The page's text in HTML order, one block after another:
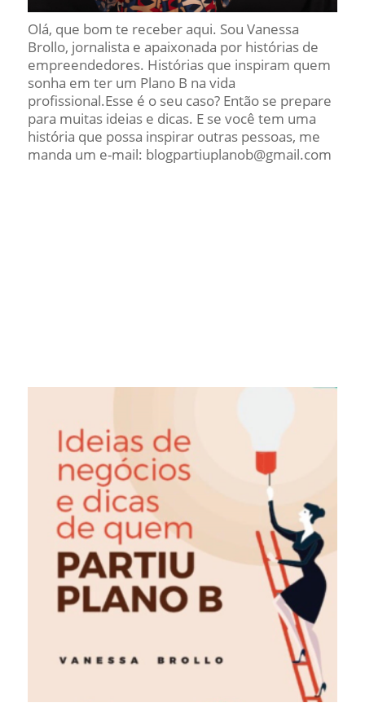
Olá, que bom te receber aqui. Sou Vanessa
Brollo, jornalista e apaixonada por histórias de
empreendedores. Histórias que inspiram quem
sonha em ter um Plano B na vida
profissional.Esse é o seu caso? Então se prepare
para muitas ideias e dicas. E se você tem uma
história que possa inspirar outras pessoas, me
manda um e-mail: blogpartiuplanob@gmail.com